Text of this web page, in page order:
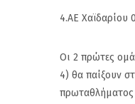
4.ΑΕ Χαϊδαρίου 0
Οι 2 πρώτες
4) θα παίξουν
πρωταθλήματος